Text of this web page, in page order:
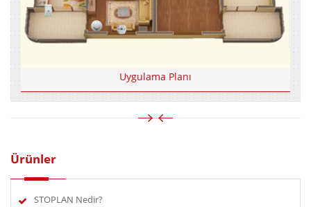
Uygulama Planı
Ürünler
STOPLAN Nedir?